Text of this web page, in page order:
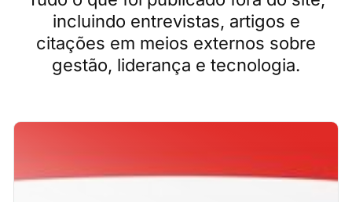
incluindo entrevistas, artigos e
citações em meios externos sobre
gestão, liderança e tecnologia.